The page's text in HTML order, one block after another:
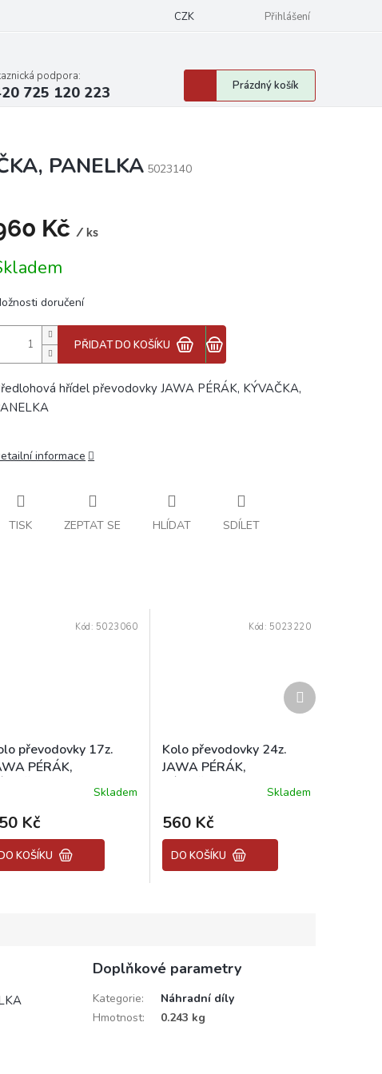
CZK Přihlášení
podpora:
725 120 223
Nákupní
košík
Prázdný košík
PANELKA 5023140
Kč / ks
doručení
PŘIDAT DO KOŠÍKU
hřídel převodovky JAWA PÉRÁK, KÝVAČKA,
informace
TISK ZEPTAT SE HLÍDAT SDÍLET
převodovky 17z.
PÉRÁK,
PANELKASkladem
Kč
KOŠÍKU
Kód: 5023060
Kolo převodovky 24z.
JAWA PÉRÁK,
KÝVAČKA, PANELKA
produktu
je
5,0
z
Skladem
560 Kč
DO KOŠÍKU
Kód: 5023220
Další
produkt
Doplňkové parametry
Kategorie:
Náhradní díly
Hmotnost: 0.243 kg